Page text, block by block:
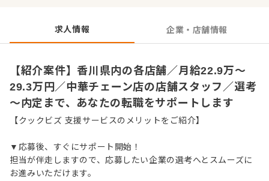
求人情報 企業・店舗情報
【紹介案件】香川県内の各店舗／月給22.9万～
29.3万円／中華チェーン店の店舗スタッフ／選考
～内定まで、あなたの転職をサポートします
【クックビズ 支援サービスのメリットをご紹介】
▼応募後、すぐにサポート開始！
担当が伴走しますので、応募したい企業の選考へとスムーズに
お進みいただけます。